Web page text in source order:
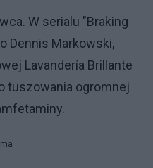
W serialu "Braking
Dennis Markowski,
Lavandería Brillante
tuszowania ogromnej